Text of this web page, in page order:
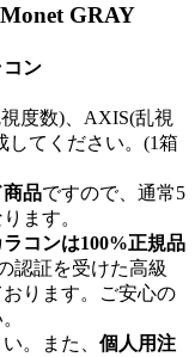
GRAY
ン
度数)、AXIS(乱視
してください。(1箱
品ですので、 通常5
ます。
コンは100%正規品
認証を受けた高級
ります。ご安心の
。また、 個人用注